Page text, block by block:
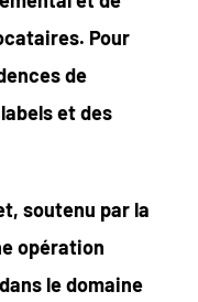
Pour
de
et des
soutenu par la
opération
le domaine